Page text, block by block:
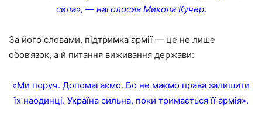
сила», — наголосив Микола Кучер.
За його словами, підтримка армії — це не лише
обов’язок, а й питання виживання держави:
«Ми поруч. Допомагаємо. Бо не маємо права залишити
їх наодинці. Україна сильна, поки тримається її армія».